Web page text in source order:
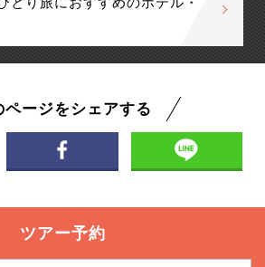
ページをシェアする
ツアー予約